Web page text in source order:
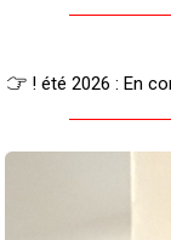
! été 2026 : En